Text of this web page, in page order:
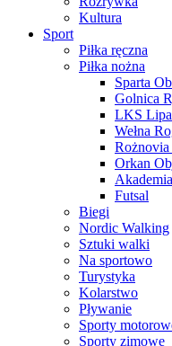
Kultura
Sport
Piłka ręczna
Piłka nożna
Sparta
Golnica
LKS Lipa
Wełna
Orkan
Futsal
Biegi
Nordic Walking
Sztuki walki
Na sportowo
Turystyka
Kolarstwo
Pływanie
Sporty
Sporty zimowe